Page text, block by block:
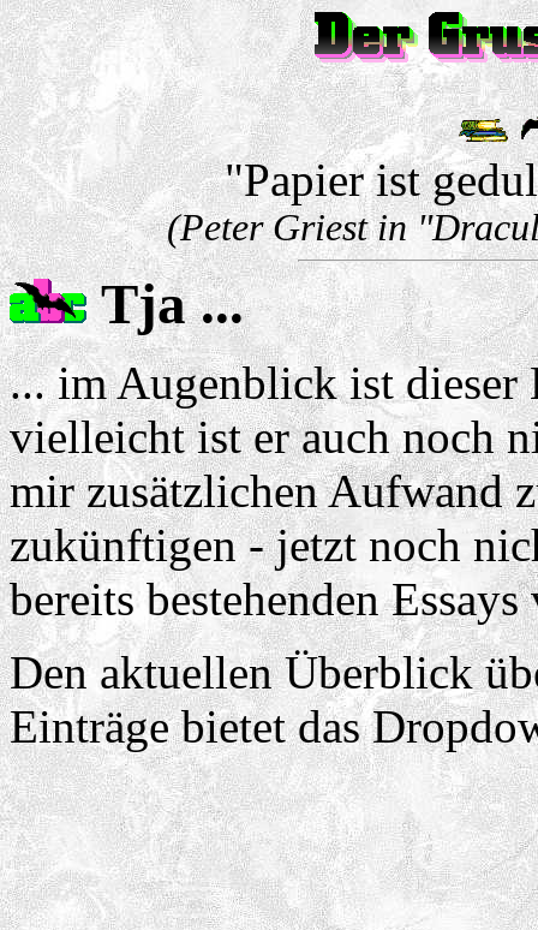
"Papier ist
(Peter Griest in
Tja ...
... im Augenblick ist
vielleicht ist er auch noch
mir zusätzlichen Aufwand
zukünftigen - jetzt noch
bereits bestehenden
Den aktuellen Überblick
Einträge bietet das